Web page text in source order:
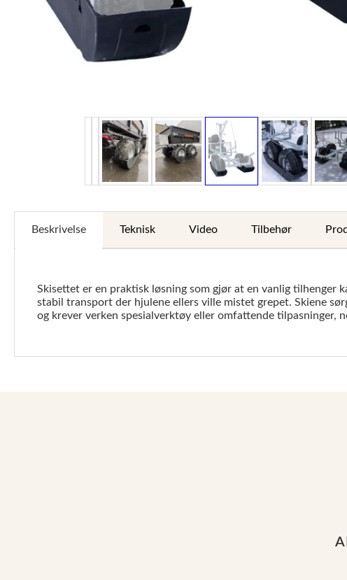
Beskrivelse Teknisk Video Tilbehør
Skisettet er en praktisk løsning som gjør at en vanlig tilhenger
stabil transport der hjulene ellers ville mistet grepet. Skiene
og krever verken spesialverktøy eller omfattende tilpasninger,